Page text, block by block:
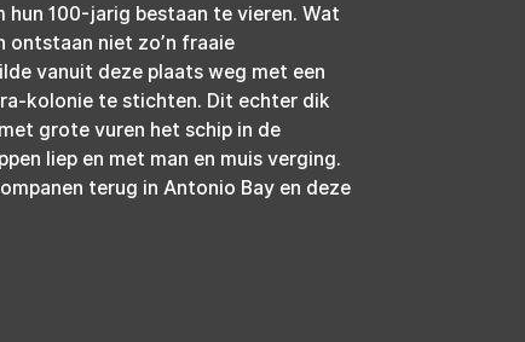
100-jarig bestaan te vieren. Wat
ontstaan niet zo’n fraaie
vanuit deze plaats weg met een
kolonie te stichten. Dit echter dik
grote vuren het schip in de
liep en met man en muis verging.
terug in Antonio Bay en deze